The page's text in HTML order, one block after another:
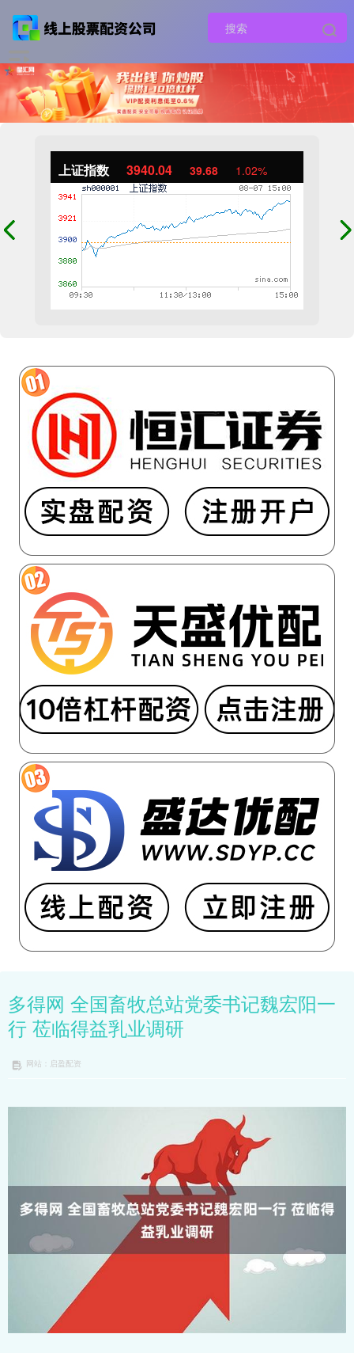
上证指数 3940.04 39.68 1.02%
多得网 全国畜牧总站党委书记魏宏阳一
行 莅临得益乳业调研
网站：启盈配资